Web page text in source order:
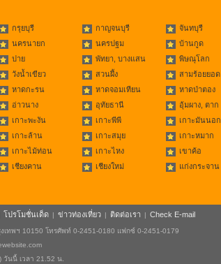
กรุยบุรี กาญจนบุรี
จันทบุรี
นครนายก นครปฐม
บ้านกูด
ปาย พัทยา, บางแสน
พิษณุโลก
วังน้ำเขียว สวนผึ้ง
สามร้อยยอด
หาดกะรน หาดจอมเทียน
หาดป่าตอง
อ่าวนาง อุทัยธานี
อุ้มผาง, ตาก
เกาะพะงัน เกาะพีพี
เกาะมันนอก
เกาะล้าน เกาะสมุย
เกาะหมาก
เกาะไม้ท่อน เกาะไหง
เขาค้อ
เชียงคาน เชียงใหม่
แก่งกระจาน
โปรโมชั่นเด็ด | ข่าวท่องเที่ยว | ติดต่อเรา | Check E-mail
พฯ 10150 โทรศัพท์ 0-2451-0180 แฟกซ์ 0-2451-0179
นนี้ เวลา 21.52 น.